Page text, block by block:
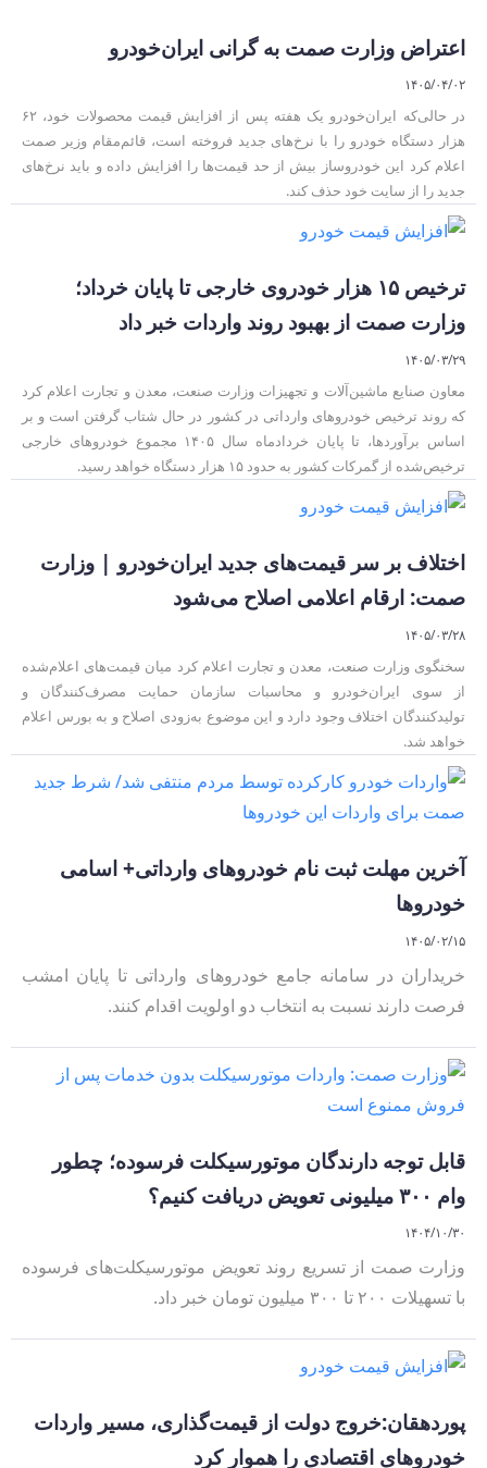
اعتراض وزارت صمت به گرانی ایران‌خودرو
۱۴۰۵/۰۴/۰۲
در حالی‌که ایران‌خودرو یک هفته پس از افزایش قیمت محصولات خود، ۶۲
هزار دستگاه خودرو را با نرخ‌های جدید فروخته است، قائم‌مقام وزیر صمت
اعلام کرد این خودروساز بیش از حد قیمت‌ها را افزایش داده و باید نرخ‌های
جدید را از سایت خود حذف کند.
ترخیص ۱۵ هزار خودروی خارجی تا پایان خرداد؛
وزارت صمت از بهبود روند واردات خبر داد
۱۴۰۵/۰۳/۲۹
معاون صنایع ماشین‌آلات و تجهیزات وزارت صنعت، معدن و تجارت اعلام کرد
که روند ترخیص خودروهای وارداتی در کشور در حال شتاب گرفتن است و بر
اساس برآوردها، تا پایان خردادماه سال ۱۴۰۵ مجموع خودروهای خارجی
ترخیص‌شده از گمرکات کشور به حدود ۱۵ هزار دستگاه خواهد رسید.
اختلاف بر سر قیمت‌های جدید ایران‌خودرو | وزارت
صمت: ارقام اعلامی اصلاح می‌شود
۱۴۰۵/۰۳/۲۸
سخنگوی وزارت صنعت، معدن و تجارت اعلام کرد میان قیمت‌های اعلام‌شده
از سوی ایران‌خودرو و محاسبات سازمان حمایت مصرف‌کنندگان و
تولیدکنندگان اختلاف وجود دارد و این موضوع به‌زودی اصلاح و به بورس اعلام
خواهد شد.
آخرین مهلت ثبت نام خودروهای وارداتی+ اسامی
خودروها
۱۴۰۵/۰۲/۱۵
خریداران در سامانه جامع خودروهای وارداتی تا پایان امشب
فرصت دارند نسبت به انتخاب دو اولویت اقدام کنند.
قابل توجه دارندگان موتورسیکلت فرسوده؛ چطور
وام ۳۰۰ میلیونی تعویض دریافت کنیم؟
۱۴۰۴/۱۰/۳۰
وزارت صمت از تسریع روند تعویض موتورسیکلت‌های فرسوده
با تسهیلات ۲۰۰ تا ۳۰۰ میلیون تومان خبر داد.
پوردهقان:خروج دولت از قیمت‌گذاری، مسیر واردات
خودروهای اقتصادی را هموار کرد